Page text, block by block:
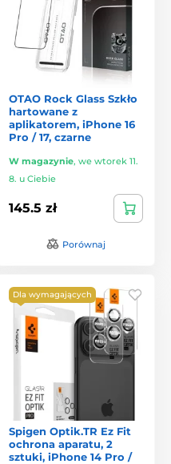
OTAO Rock Glass Szkło
hartowane z
aplikatorem, iPhone 16
Pro / 17, czarne
W magazynie, we wtorek 11.
8. u Ciebie
145.5 zł
Porównaj
Dla wymagających
Spigen Optik.TR Ez Fit
ochrona aparatu, 2
sztuki, iPhone 14 Pro /